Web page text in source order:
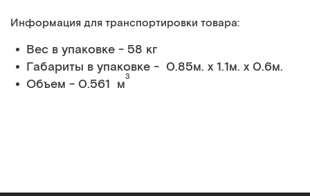
Информация для транспортировки товара:
Вес в упаковке - 58 кг
Габариты в упаковке - 0.85м. x 1.1м. x 0.6м.
Объем - 0.561 м3